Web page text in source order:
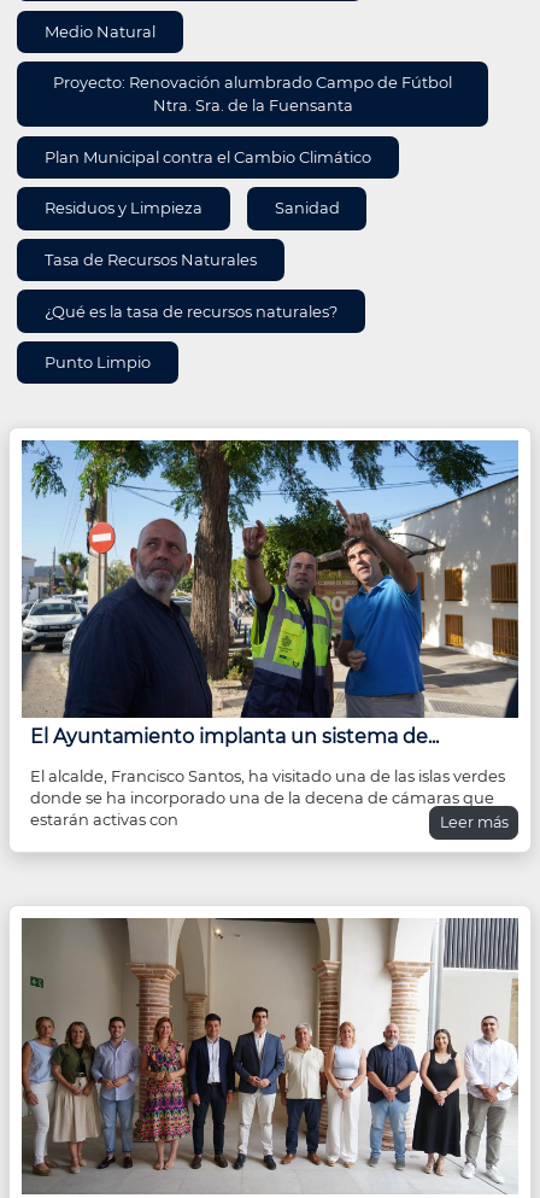
Medio Natural
Proyecto: Renovación alumbrado Campo de Fútbol
Ntra. Sra. de la Fuensanta
Plan Municipal contra el Cambio Climático
Residuos y Limpieza Sanidad
Tasa de Recursos Naturales
¿Qué es la tasa de recursos naturales?
Punto Limpio
El Ayuntamiento implanta un sistema de...
El alcalde, Francisco Santos, ha visitado una de las islas verdes
donde se ha incorporado una de la decena de cámaras que
estarán activas con
Leer más